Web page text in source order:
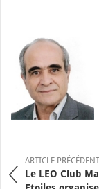
ARTICLE PRÉCÉDENT
Le LEO Club